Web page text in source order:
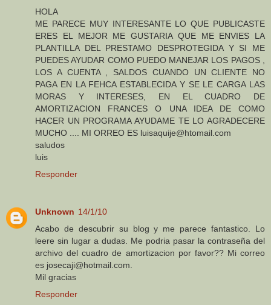
HOLA
ME PARECE MUY INTERESANTE LO QUE PUBLICASTE
ERES EL MEJOR ME GUSTARIA QUE ME ENVIES LA
PLANTILLA DEL PRESTAMO DESPROTEGIDA Y SI ME
PUEDES AYUDAR COMO PUEDO MANEJAR LOS PAGOS ,
LOS A CUENTA , SALDOS CUANDO UN CLIENTE NO
PAGA EN LA FEHCA ESTABLECIDA Y SE LE CARGA LAS
MORAS Y INTERESES, EN EL CUADRO DE
AMORTIZACION FRANCES O UNA IDEA DE COMO
HACER UN PROGRAMA AYUDAME TE LO AGRADECERE
MUCHO .... MI ORREO ES luisaquije@htomail.com
saludos
luis
Responder
Unknown 14/1/10
Acabo de descubrir su blog y me parece fantastico. Lo
leere sin lugar a dudas. Me podria pasar la contraseña del
archivo del cuadro de amortizacion por favor?? Mi correo
es josecaji@hotmail.com.
Mil gracias
Responder